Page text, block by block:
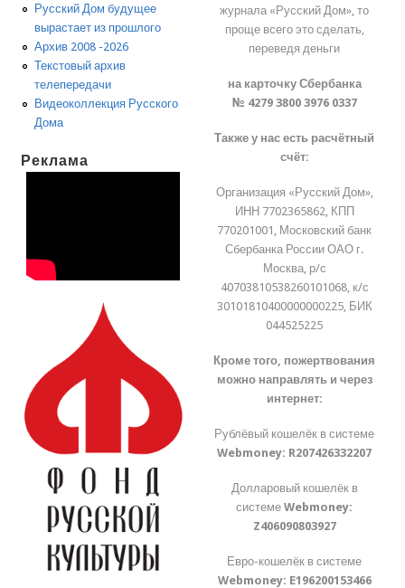
Русский Дом будущее
вырастает из прошлого
Архив 2008 -2026
Текстовый архив
телепередачи
Видеоколлекция Русского
Дома
Реклама
журнала «Русский Дом», то
проще всего это сделать,
переведя деньги
на карточку Сбербанка
№ 4279 3800 3976 0337
Также у нас есть расчётный
счёт:
Организация «Русский Дом»,
ИНН 7702365862, КПП
770201001, Московский банк
Сбербанка России ОАО г.
Москва, р/с
40703810538260101068, к/с
30101810400000000225, БИК
044525225
Кроме того, пожертвования
можно направлять и через
интернет:
Рублёвый кошелёк в системе
Webmoney: R207426332207
Долларовый кошелёк в
системеWebmoney:
Z406090803927
Евро-кошелёк в системе
Webmoney: E196200153466